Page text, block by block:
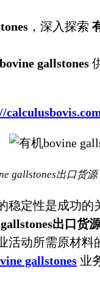
，深入探索
gallstones
gallstones出口货
稳定性是成功
出口货
活动所需原材
gallstones 业